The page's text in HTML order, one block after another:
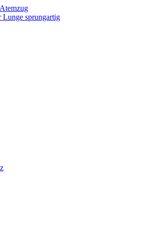
Lunge sprungartig